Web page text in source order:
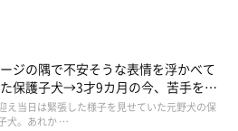
緒に夜を過ごしましたが、
と同時に、チロの成長を感じた瞬間
ジの隅で不安そうな表情を浮かべて
保護子犬→3才9カ月の今、苦手を克
頼もしいコに成長！
え当日は緊張した様子を見せていた元野犬の保
犬。あれか …